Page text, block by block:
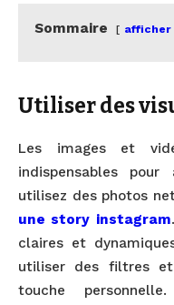
Sommaire afficher
Utiliser des
Les images et
indispensables
utilisez des photos
une story instagram
claires et
utiliser des filtres
touche